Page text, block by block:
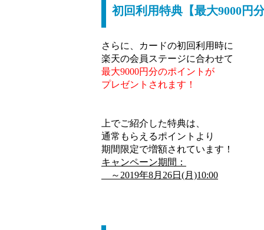
初回利用特典【最大9000円
さらに、カードの初回利用時に
楽天の会員ステージに合わせて
最大9000円分のポイントが
プレゼントされます！
上でご紹介した特典は、
通常もらえるポイントより
期間限定で増額されています！
キャンペーン期間：
～2019年8月26日(月)10:00